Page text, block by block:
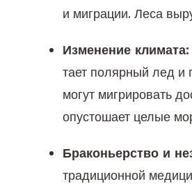
и миграции. Леса
Изменение климата:
тает полярный лед и
могут мигрировать
опустошает целые
Браконьерство и
традиционной